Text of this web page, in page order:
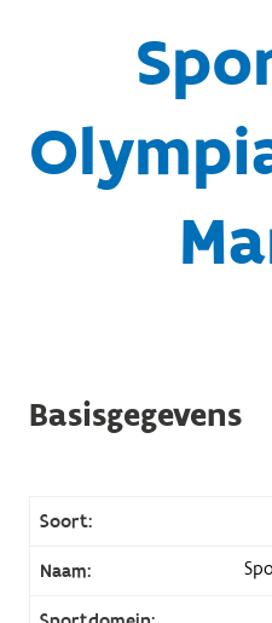
Basisgegevens
Soort:
Naam: